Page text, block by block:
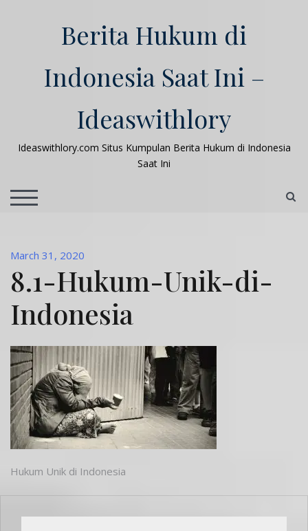
Berita Hukum di
Indonesia Saat Ini –
Ideaswithlory
Ideaswithlory.com Situs Kumpulan Berita Hukum di Indonesia
Saat Ini
TOGGLE MOBILE MENU
March 31, 2020
8.1-Hukum-Unik-di-
Indonesia
Post
navigation
Hukum Unik di Indonesia